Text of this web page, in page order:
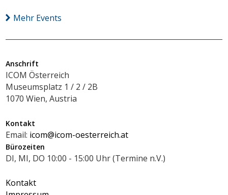
Mehr Events
Anschrift
ICOM Österreich
Museumsplatz 1 / 2 / 2B
1070 Wien, Austria
Kontakt
Email: icom@icom-oesterreich.at
Bürozeiten
DI, MI, DO 10:00 - 15:00 Uhr (Termine n.V.)
Kontakt